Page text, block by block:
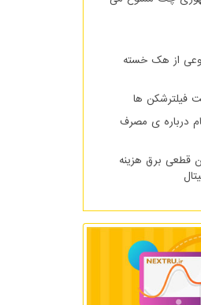
از هک خسته
فیلترشکن ها
درباره ی مصرف
قطعی برق هزینه